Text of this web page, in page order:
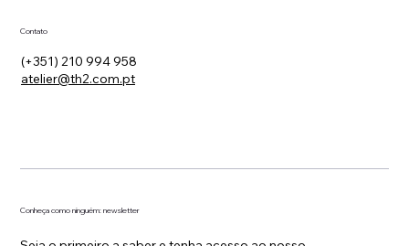
Contato
(+351) 210 994 958
atelier@th2.com.pt
Conheça como ninguém: newsletter